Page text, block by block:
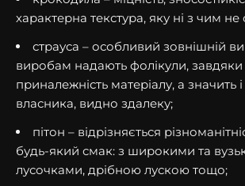
характерна текстура, яку ні з чим
страуса – особливий зовнішній
виробам надають фолікули,
приналежність матеріалу, а значить
власника, видно здалеку;
пітон – відрізняється
будь-який смак: з широкими та
лусочками, дрібною лускою тощо;